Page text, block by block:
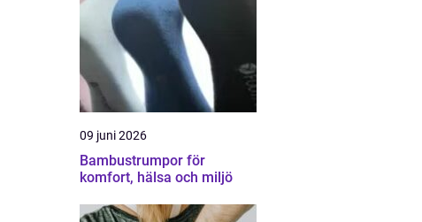
09 juni 2026
Bambustrumpor för
komfort, hälsa och miljö